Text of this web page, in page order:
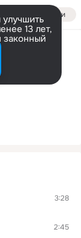
Войти
13 лет,
3:28
2:45